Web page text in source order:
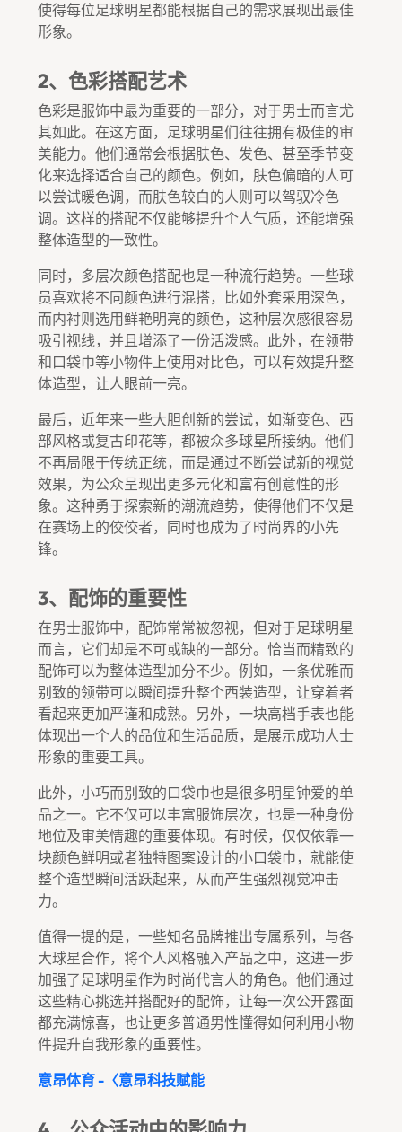
使得每位足球明星都能根据自己的需求展现出最佳
形象。
2、色彩搭配艺术
色彩是服饰中最为重要的一部分，对于男士而言尤
其如此。在这方面，足球明星们往往拥有极佳的审
美能力。他们通常会根据肤色、发色、甚至季节变
化来选择适合自己的颜色。例如，肤色偏暗的人可
以尝试暖色调，而肤色较白的人则可以驾驭冷色
调。这样的搭配不仅能够提升个人气质，还能增强
整体造型的一致性。
同时，多层次颜色搭配也是一种流行趋势。一些球
员喜欢将不同颜色进行混搭，比如外套采用深色，
而内衬则选用鲜艳明亮的颜色，这种层次感很容易
吸引视线，并且增添了一份活泼感。此外，在领带
和口袋巾等小物件上使用对比色，可以有效提升整
体造型，让人眼前一亮。
最后，近年来一些大胆创新的尝试，如渐变色、西
部风格或复古印花等，都被众多球星所接纳。他们
不再局限于传统正统，而是通过不断尝试新的视觉
效果，为公众呈现出更多元化和富有创意性的形
象。这种勇于探索新的潮流趋势，使得他们不仅是
在赛场上的佼佼者，同时也成为了时尚界的小先
锋。
3、配饰的重要性
在男士服饰中，配饰常常被忽视，但对于足球明星
而言，它们却是不可或缺的一部分。恰当而精致的
配饰可以为整体造型加分不少。例如，一条优雅而
别致的领带可以瞬间提升整个西装造型，让穿着者
看起来更加严谨和成熟。另外，一块高档手表也能
体现出一个人的品位和生活品质，是展示成功人士
形象的重要工具。
此外，小巧而别致的口袋巾也是很多明星钟爱的单
品之一。它不仅可以丰富服饰层次，也是一种身份
地位及审美情趣的重要体现。有时候，仅仅依靠一
块颜色鲜明或者独特图案设计的小口袋巾，就能使
整个造型瞬间活跃起来，从而产生强烈视觉冲击
力。
值得一提的是，一些知名品牌推出专属系列，与各
大球星合作，将个人风格融入产品之中，这进一步
加强了足球明星作为时尚代言人的角色。他们通过
这些精心挑选并搭配好的配饰，让每一次公开露面
都充满惊喜，也让更多普通男性懂得如何利用小物
件提升自我形象的重要性。
意昂体育 -〈意昂科技赋能